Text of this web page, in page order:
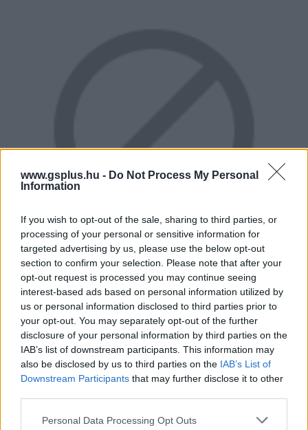
www.gsplus.hu - Do Not Process My Personal
Information
If you wish to opt-out of the sale, sharing to third parties, or
processing of your personal or sensitive information for
targeted advertising by us, please use the below opt-out
section to confirm your selection. Please note that after your
opt-out request is processed you may continue seeing
interest-based ads based on personal information utilized by
us or personal information disclosed to third parties prior to
your opt-out. You may separately opt-out of the further
disclosure of your personal information by third parties on the
IAB’s list of downstream participants. This information may
also be disclosed by us to third parties on the IAB’s List of
Downstream Participants that may further disclose it to other
Please note that this website/app uses one or more Google
Personal Data Processing Opt Outs
Thrawn főadmirális
A Malachoron történt események után a lothali lázadók
fő céljává az vált, hogy Atollon bolygón létesített új
bázisukról támogassák a Lothalon maradt azon
felkelőket, akiket a lakosságból sikerült megnyerni
maguknak. Különösen fontos volt ez a bolygón létesített
birodalmi gyár miatt, amit ennek révén sikerülhetett